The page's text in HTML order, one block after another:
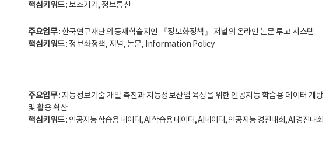
핵심키워드: 보조기기, 정보통신
주요업무: 한국연구재단의 등재학술지인 『정보화정책』 저널의 온라인 논문 투고 시스템
핵심키워드: 정보화정책, 저널, 논문, Information Policy
주요업무: 지능정보기술 개발 촉진과 지능정보산업 육성을 위한 인공지능 학습용 데이터 개방
및 활용 확산
핵심키워드: 인공지능 학습용 데이터, AI 학습용 데이터, AI데이터, 인공지능 경진대회, AI 경진대회